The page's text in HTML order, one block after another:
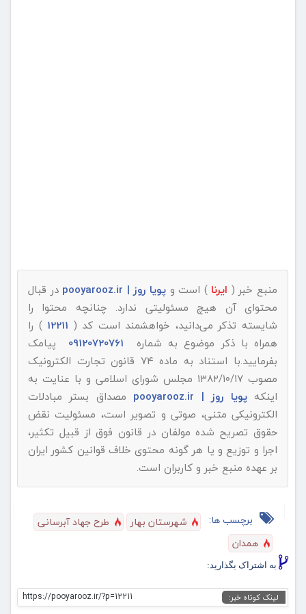
منبع خبر ( ایرنا ) است وپویا روز | pooyarooz.ir
در قبال
محتوای آن هیچ مسئولیتی ندارد. چنانچه محتوا را
شایسته تذکر می‌دانید، خواهشمند است کد (
) را
همراه با ذکر موضوع به شماره
پیامک
بفرمایید.با استناد به ماده ۷۴ قانون تجارت الکترونیک
مصوب ۱۳۸۲/۱۰/۱۷ مجلس شورای اسلامی و با عنایت به
اینکهپویا روز | pooyarooz.ir
مصداق بستر مبادلات
الکترونیکی متنی، صوتی و تصویر است، مسئولیت نقض
حقوق تصریح شده مولفان در قانون فوق از قبیل تکثیر،
اجرا و توزیع و یا هر گونه محتوی خلاف قوانین کشور ایران
بر عهده منبع خبر و کاربران است.
برچسب ها: شهرستان بهار
طرح جهاد آبرسانی
همدان
به اشتراک بگذارید:
لینک کوتاه خبر: https://pooyarooz.ir/?p=12211